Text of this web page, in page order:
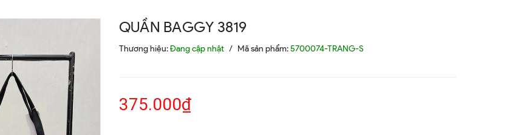
QUẦN BAGGY 3819
Thương hiệu:Đang cập nhật / Mã sản phẩm:5700074-TRANG-S
375.000₫